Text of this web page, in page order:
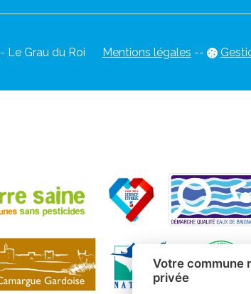
- Le Grau du Roi Mentions légales --
Votre commune
privée